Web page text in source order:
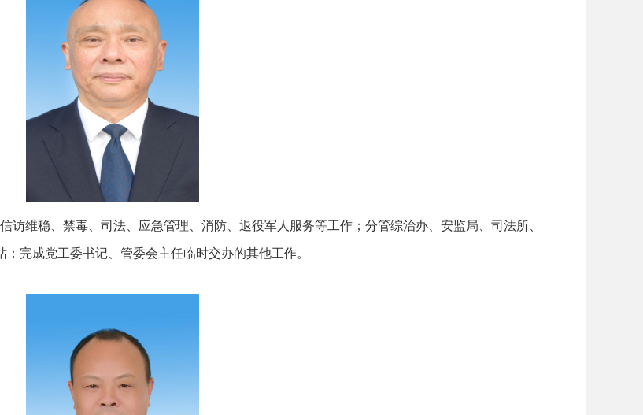
维稳、禁毒、司法、应急管理、消防、退役军人服务等工作；分管综治办、安监局、司法所、
；完成党工委书记、管委会主任临时交办的其他工作。